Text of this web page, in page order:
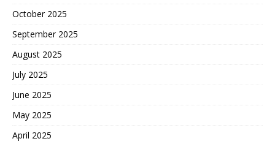
October 2025
September 2025
August 2025
July 2025
June 2025
May 2025
April 2025